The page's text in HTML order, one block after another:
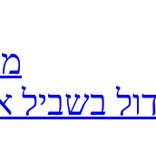
בשביל